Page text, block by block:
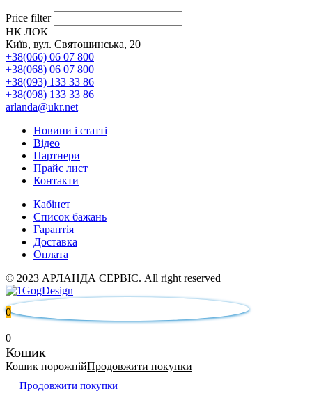
Price filter
НК ЛОК
Київ, вул. Святошинська, 20
+38(066) 06 07 800
+38(068) 06 07 800
+38(093) 133 33 86
+38(098) 133 33 86
arlanda@ukr.net
Новини і статті
Відео
Партнери
Прайс лист
Контакти
Кабінет
Список бажань
Гарантія
Доставка
Оплата
© 2023 АРЛАНДА СЕРВІС. All right reserved
0
0
Кошик
Кошик порожнійПродовжити покупки
Продовжити покупки